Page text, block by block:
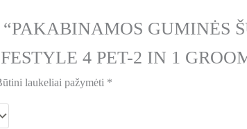
“PAKABINAMOS GUMINĖS
4 PET-2 IN 1
laukeliai pažymėti *